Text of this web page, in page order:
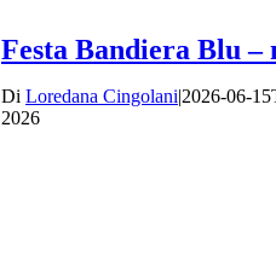
Festa Bandiera Blu –
Di Loredana Cingolani|2026-06-
2026